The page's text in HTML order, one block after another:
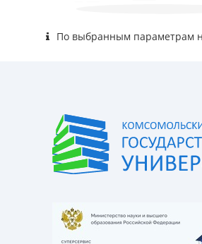
По выбранным параметрам